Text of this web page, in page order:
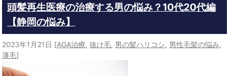
頭髪再生医療の治療する男の悩み？10代20代編
【静岡の悩み】
2023年1月21日 [AGA治療,抜け毛, 男の髪ハリコシ, 男性毛髪の悩み,
薄毛]